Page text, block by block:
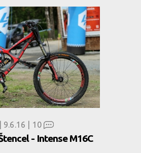
9.6.16 | 10
- Intense M16C